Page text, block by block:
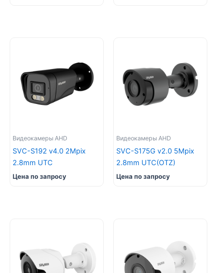
Видеокамеры AHD
SVC-S192 v4.0 2Mpix
2.8mm UTC
Цена по запросу
Видеокамеры AHD
SVC-S175G v2.0 5Mpix
2.8mm UTC(OTZ)
Цена по запросу